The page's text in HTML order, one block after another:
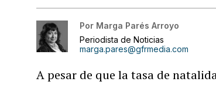
Por Marga Parés Arroyo
Periodista de Noticias
marga.pares@gfrmedia.com
A pesar de que la tasa de